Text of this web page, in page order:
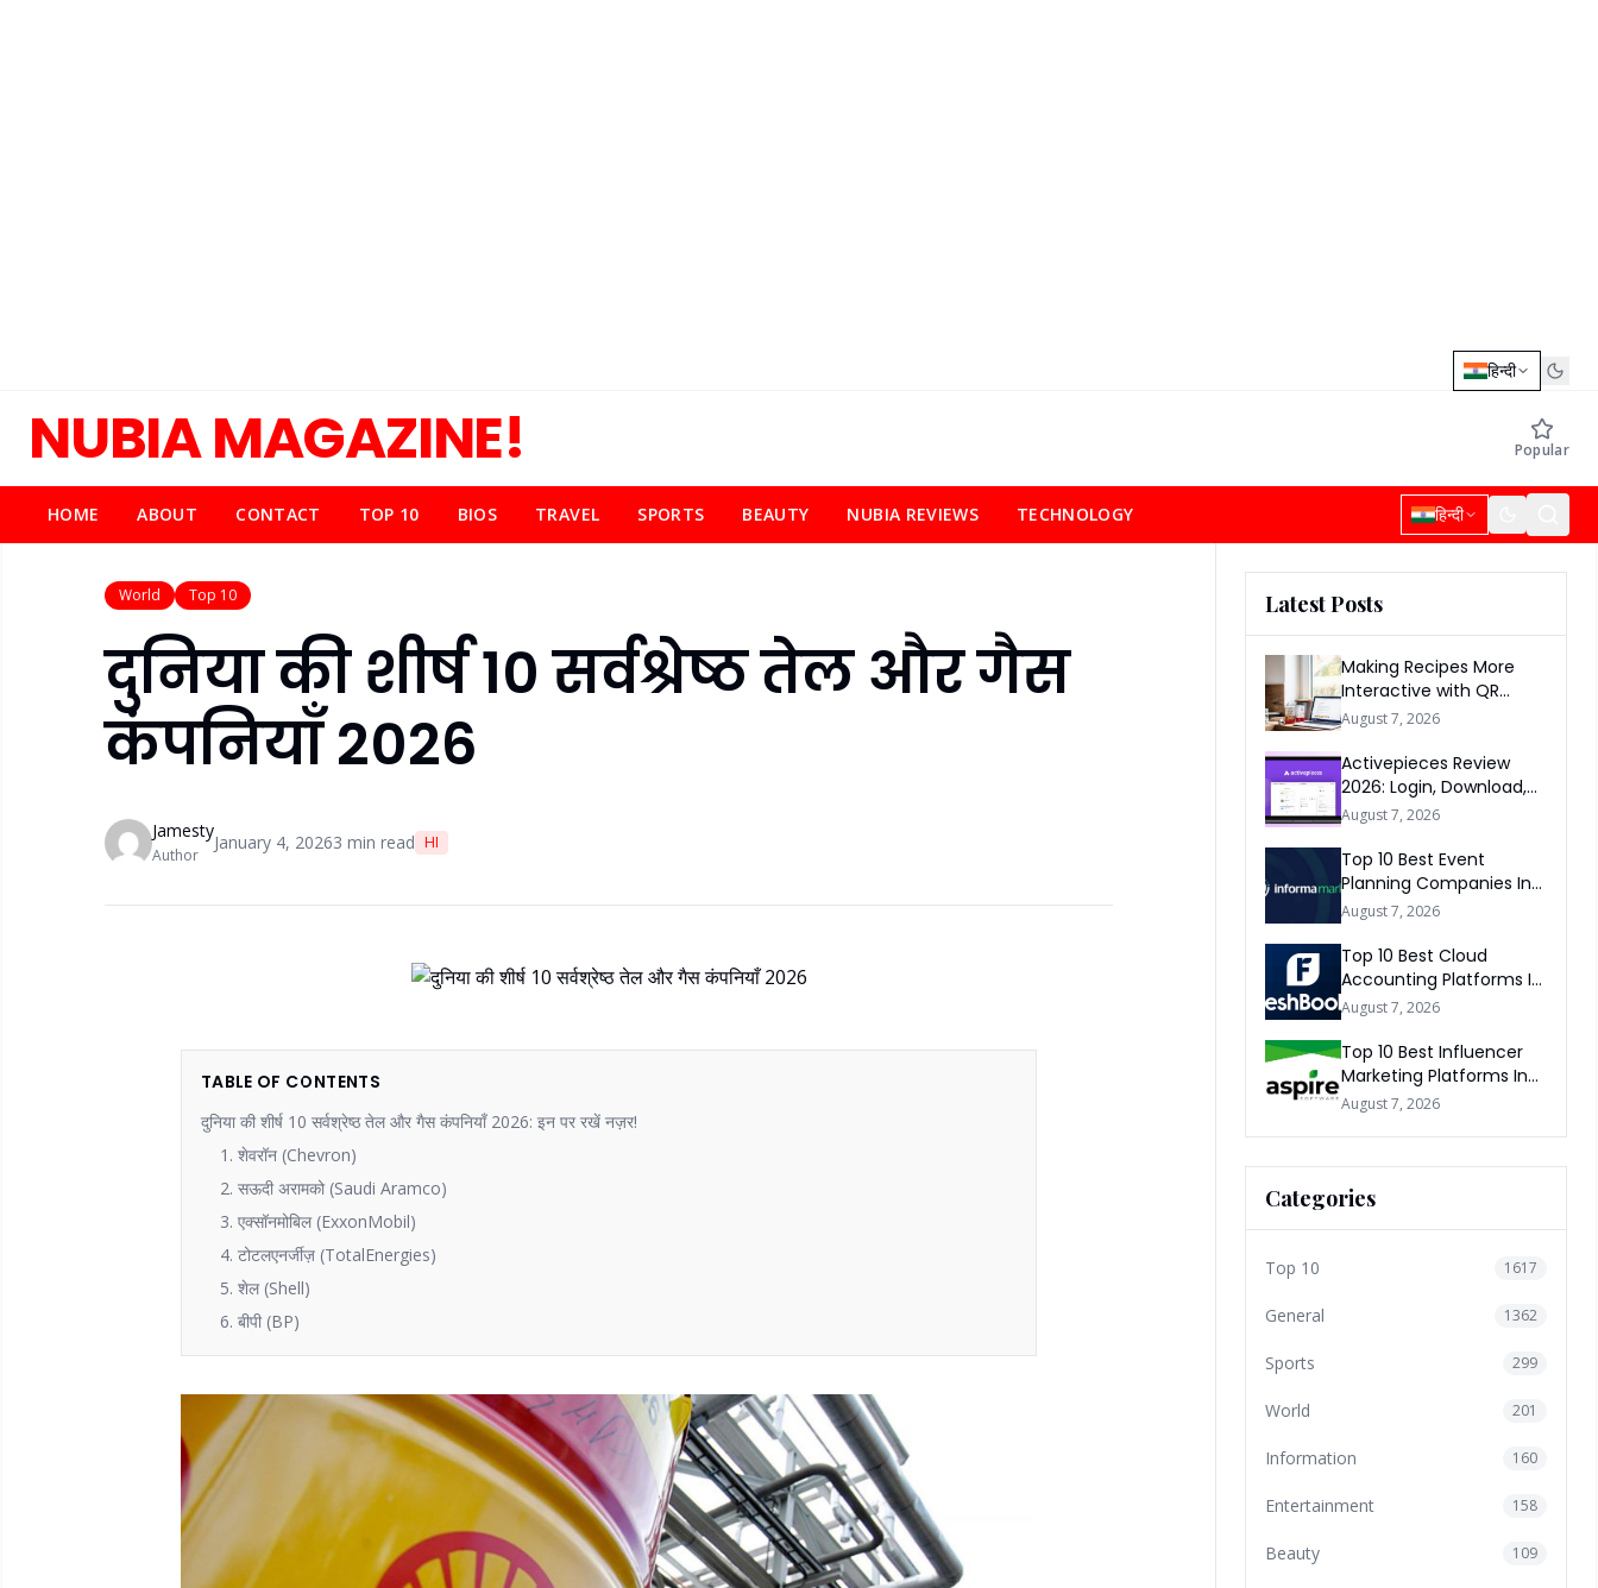
हिन्दी
NUBIA MAGAZINE! Popular
HOME ABOUT CONTACT TOP 10 BIOS TRAVEL SPORTS BEAUTY NUBIA REVIEWS TECHNOLOGY हिन्दी
World Top 10
दुनिया की शीर्ष 10 सर्वश्रेष्ठ तेल और गैस
कंपनियाँ 2026
Jamesty
Author
January 4, 20263 min read HI
TABLE OF CONTENTS
दुनिया की शीर्ष 10 सर्वश्रेष्ठ तेल और गैस कंपनियाँ 2026: इन पर रखें नज़र!
1. शेवरॉन (Chevron)
2. सऊदी अरामको (Saudi Aramco)
3. एक्सॉनमोबिल (ExxonMobil)
4. टोटलएनर्जीज़ (TotalEnergies)
5. शेल (Shell)
6. बीपी (BP)
Latest Posts
Making Recipes More
Interactive with QR
Codes
August 7, 2026
Activepieces Review
2026: Login, Download,
AI, Pricing, Automation &
August 7, 2026
Top 10 Best Event
Planning Companies In
The World 2026
August 7, 2026
Top 10 Best Cloud
Accounting Platforms In
The World 2026
August 7, 2026
Top 10 Best Influencer
Marketing Platforms In
The World 2026
August 7, 2026
Categories
Top 10 1617
General 1362
Sports 299
World 201
Information 160
Entertainment 158
Beauty 109